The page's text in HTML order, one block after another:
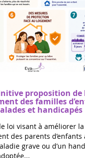
proposition de
des familles
et handicapés
loi visant à améliorer
des parents d’enfants
grave ou d’un